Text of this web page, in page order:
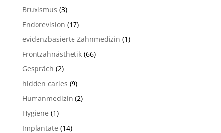
Bruxismus (3)
Endorevision (17)
evidenzbasierte Zahnmedizin (1)
Frontzahnästhetik(66)
Gespräch (2)
hidden caries (9)
Humanmedizin (2)
Hygiene (1)
Implantate (14)